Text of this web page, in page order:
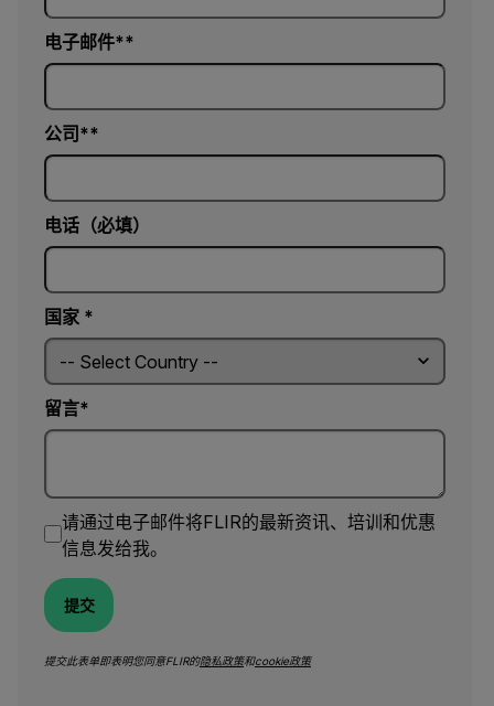
电子邮件*
公司*
电话（必填）
国家 *
留言*
请通过电子邮件将FLIR的最新资讯、培训和优惠
信息发给我。
提交
提交此表单即表明您同意FLIR的隐私政策和cookie政策